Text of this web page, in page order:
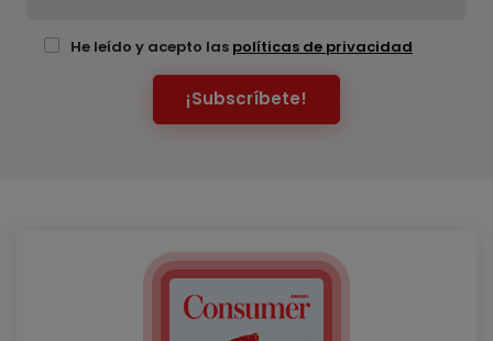
He leído y acepto las políticas de privacidad
¡Subscríbete!